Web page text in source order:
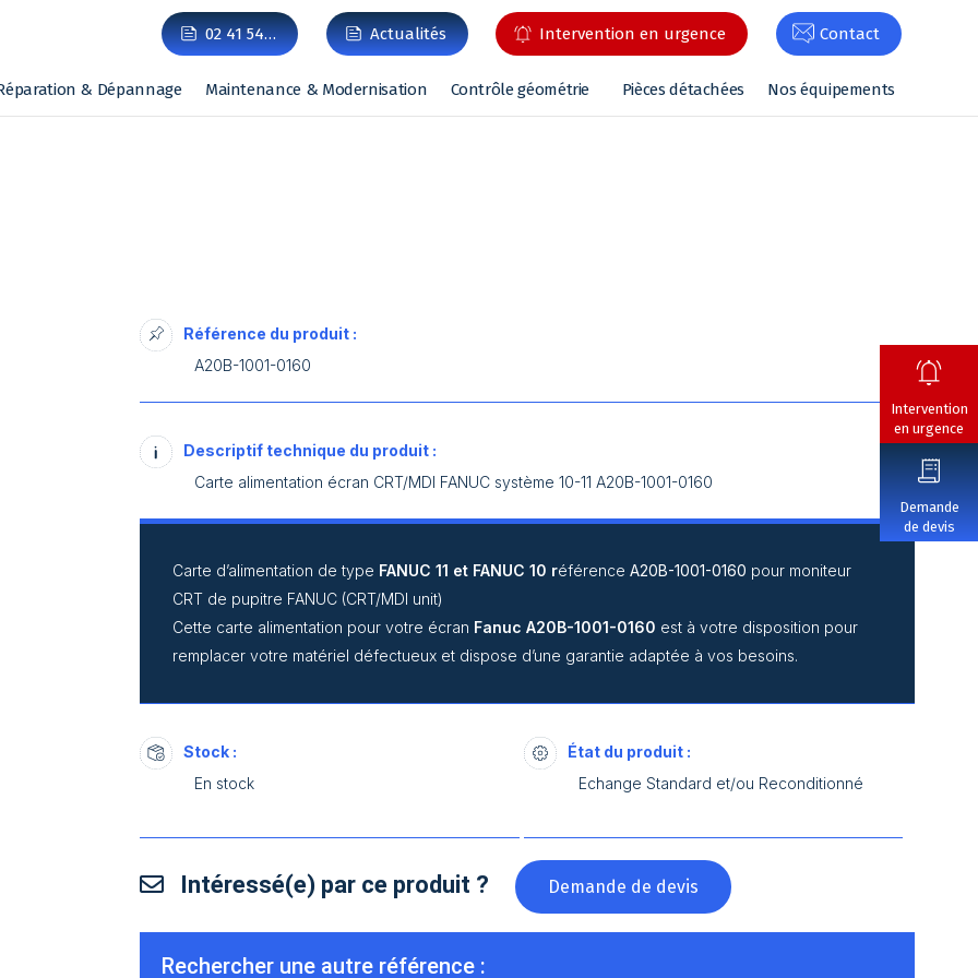
02 41 54… Actualités Intervention en urgence Contact
& Dépannage Maintenance & Modernisation Contrôle géométrie Pièces détachées Nos équipements
Intervention
en urgence
Demande
de devis
Référence du produit :
A20B-1001-0160
Descriptif technique du produit :
Carte alimentation écran CRT/MDI FANUC système 10-11 A20B-1001-0160
Carte d’alimentation de type FANUC 11 et FANUC 10 référenceA20B-1001-0160 pour moniteur
CRT de pupitre FANUC (CRT/MDI unit)
Cette carte alimentation pour votre écran Fanuc A20B-1001-0160 est à votre disposition pour
remplacer votre matériel défectueux et dispose d’une garantie adaptée à vos besoins.
Stock :
En stock
État du produit :
Echange Standard et/ou Reconditionné
Intéressé(e) par ce produit ? Demande de devis
Rechercher une autre référence :